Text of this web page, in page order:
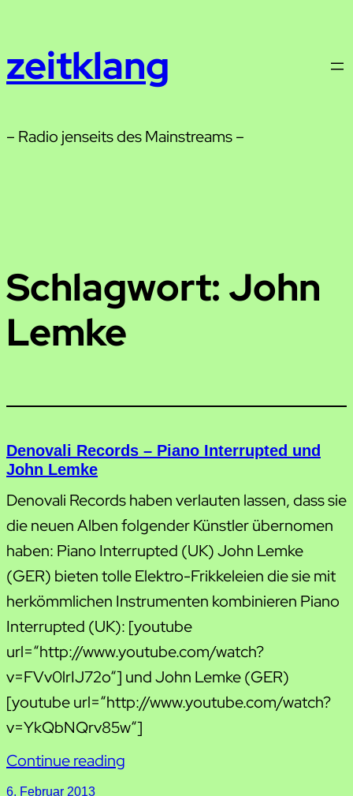
springen
zeitklang
– Radio jenseits des Mainstreams –
Schlagwort: John
Lemke
Denovali Records – Piano Interrupted und
John Lemke
Denovali Records haben verlauten lassen, dass sie
die neuen Alben folgender Künstler übernomen
haben: Piano Interrupted (UK) John Lemke
(GER) bieten tolle Elektro-Frikkeleien die sie mit
herkömmlichen Instrumenten kombinieren Piano
Interrupted (UK): [youtube
url=“http://www.youtube.com/watch?
v=FVv0lrIJ72o“] und John Lemke (GER)
[youtube url=“http://www.youtube.com/watch?
v=YkQbNQrv85w“]
Continue reading
6. Februar 2013